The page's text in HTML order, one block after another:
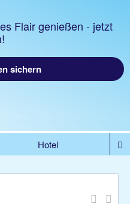
Flair genießen - jetzt
sichern
Hotel